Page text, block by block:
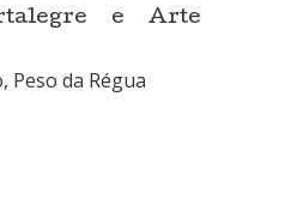
e Arte
Peso da Régua